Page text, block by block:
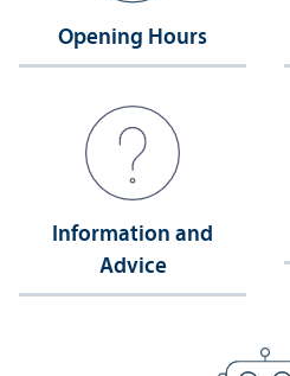
Opening Hours
Information and
Advice